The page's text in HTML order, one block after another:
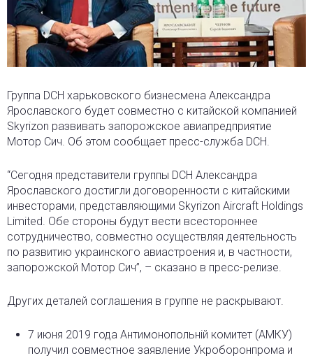
Группа DCH харьковского бизнесмена Александра
Ярославского будет совместно с китайской компанией
Skyrizon развивать запорожское авиапредприятие
Мотор Сич. Об этом сообщает пресс-служба DCH.
“Сегодня представители группы DCH Александра
Ярославского достигли договоренности с китайскими
инвесторами, представляющими Skyrizon Aircraft Holdings
Limited. Обе стороны будут вести всестороннее
сотрудничество, совместно осуществляя деятельность
по развитию украинского авиастроения и, в частности,
запорожской Мотор Cич”, – сказано в пресс-релизе.
Других деталей соглашения в группе не раскрывают.
7 июня 2019 года Антимонопольній комитет (АМКУ)
получил совместное заявление Укроборонпрома и